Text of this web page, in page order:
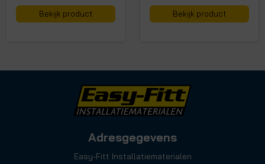
Bekijk product Bekijk product
Adresgegevens
Easy-Fitt Installatiematerialen